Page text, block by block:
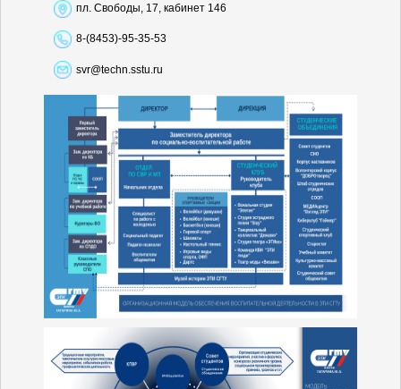
пл. Свободы, 17, кабинет 146
8-(8453)-95-35-53
svr@techn.sstu.ru